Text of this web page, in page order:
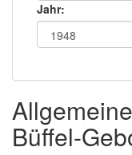
Jahr:
Büffel-